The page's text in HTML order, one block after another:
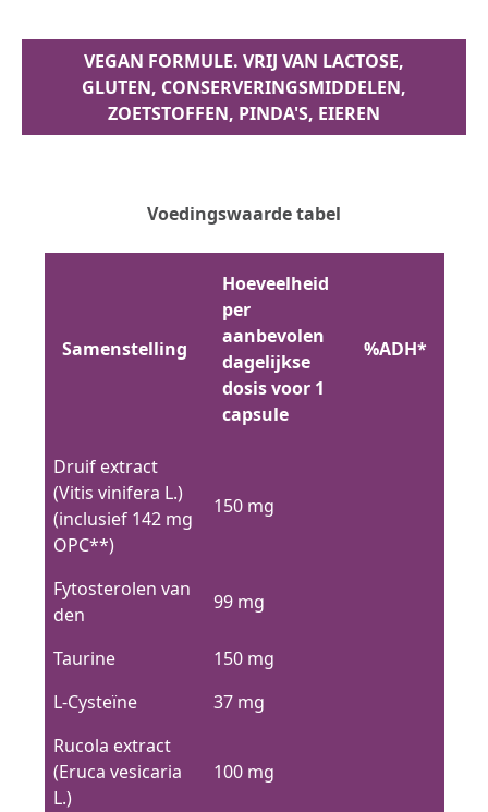
VEGAN FORMULE. VRIJ VAN LACTOSE,
GLUTEN, CONSERVERINGSMIDDELEN,
ZOETSTOFFEN, PINDA'S, EIEREN
Voedingswaarde tabel
Samenstelling
Hoeveelheid
per
aanbevolen
dagelijkse
dosis voor 1
capsule
%ADH*
Druif extract
(Vitis vinifera L.)
(inclusief 142 mg
OPC**)
150 mg
Fytosterolen van
den
99 mg
Taurine
150 mg
L-Cysteïne
37 mg
Rucola extract
(Eruca vesicaria
L.)
100 mg